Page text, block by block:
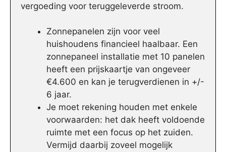
vergoeding voor teruggeleverde stroom.
Zonnepanelen zijn voor veel
huishoudens financieel haalbaar. Een
zonnepaneel installatie met 10 panelen
heeft een prijskaartje van ongeveer
€4.600 en kan je terugverdienen in +/-
6 jaar.
Je moet rekening houden met enkele
voorwaarden: het dak heeft voldoende
ruimte met een focus op het zuiden.
Vermijd daarbij zoveel mogelijk